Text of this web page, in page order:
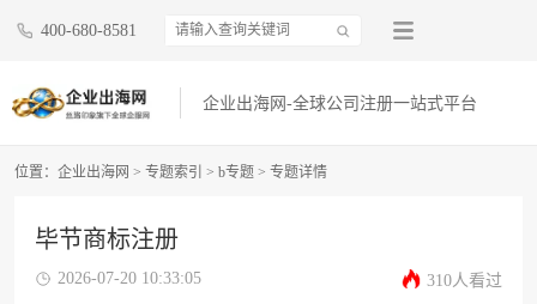
400-680-8581
企业出海网-全球公司注册一站式平台
位置： 企业出海网 > 专题索引 > b专题 > 专题详情
毕节商标注册
2026-07-20 10:33:05 310人看过